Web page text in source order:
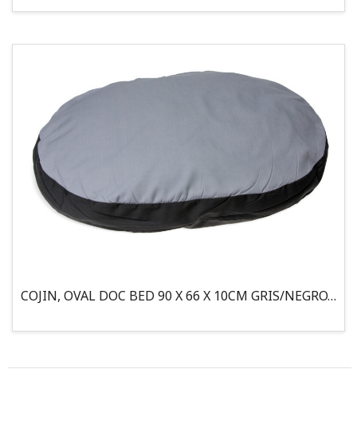
COJIN, OVAL DOC BED 90 X 66 X 10CM GRIS/NEGRO, 95°